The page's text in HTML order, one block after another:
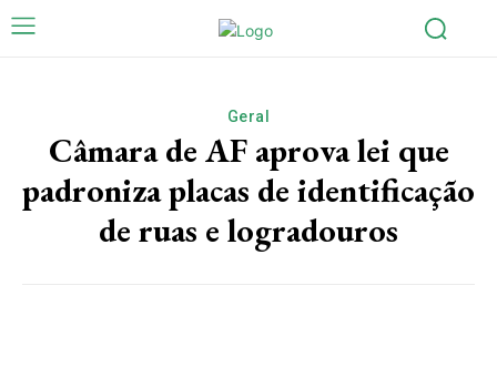
Geral
Câmara de AF aprova lei que
padroniza placas de identificação
de ruas e logradouros